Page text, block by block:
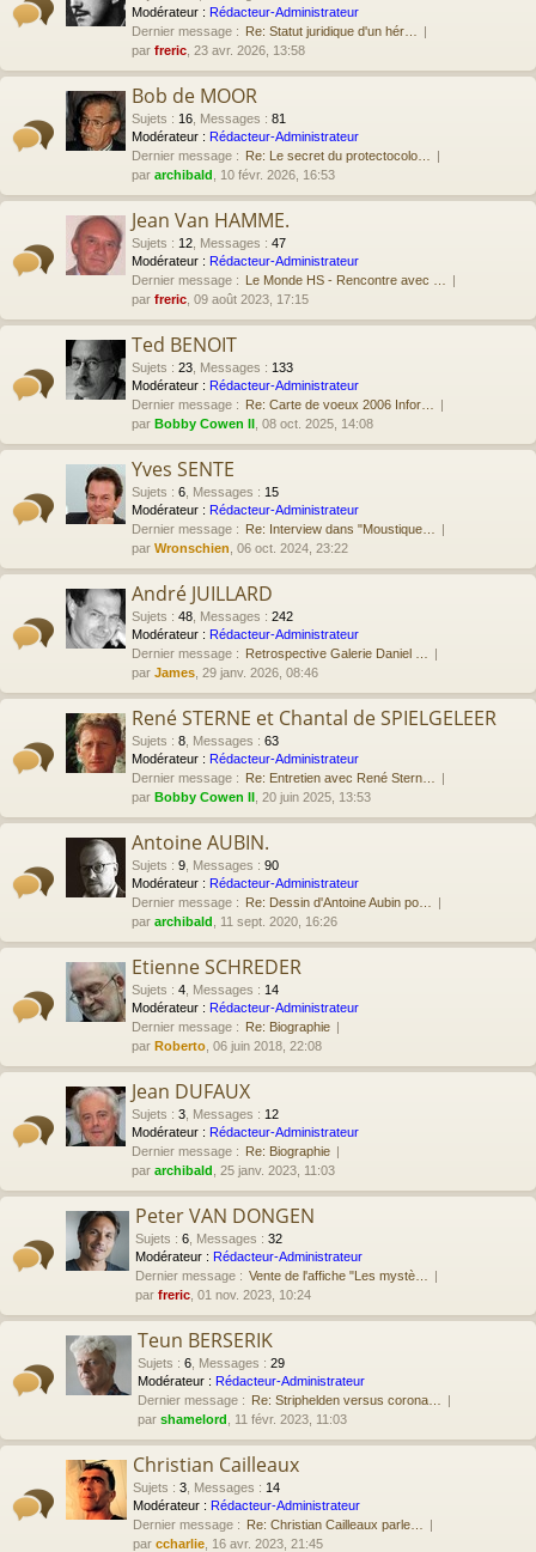
Modérateur : Rédacteur-Administrateur
Dernier message : Re: Statut juridique d'un hér…
par freric , 23 avr. 2026, 13:58
Bob de MOOR
Sujets : 16 Messages : 81
Modérateur : Rédacteur-Administrateur
Dernier message : Re: Le secret du protectocolo…
par archibald , 10 févr. 2026, 16:53
Jean Van HAMME.
Sujets : 12 Messages : 47
Modérateur : Rédacteur-Administrateur
Dernier message : Le Monde HS - Rencontre avec …
par freric , 09 août 2023, 17:15
Ted BENOIT
Sujets : 23 Messages : 133
Modérateur : Rédacteur-Administrateur
Dernier message : Re: Carte de voeux 2006 Infor…
par Bobby Cowen II , 08 oct. 2025, 14:08
Yves SENTE
Sujets : 6 Messages : 15
Modérateur : Rédacteur-Administrateur
Dernier message : Re: Interview dans "Moustique…
par Wronschien , 06 oct. 2024, 23:22
André JUILLARD
Sujets : 48 Messages : 242
Modérateur : Rédacteur-Administrateur
Dernier message : Retrospective Galerie Daniel …
par James , 29 janv. 2026, 08:46
René STERNE et Chantal de SPIELGELEER
Sujets : 8 Messages : 63
Modérateur : Rédacteur-Administrateur
Dernier message : Re: Entretien avec René Stern…
par Bobby Cowen II , 20 juin 2025, 13:53
Antoine AUBIN.
Sujets : 9 Messages : 90
Modérateur : Rédacteur-Administrateur
Dernier message : Re: Dessin d'Antoine Aubin po…
par archibald , 11 sept. 2020, 16:26
Etienne SCHREDER
Sujets : 4 Messages : 14
Modérateur : Rédacteur-Administrateur
Dernier message : Re: Biographie
par Roberto , 06 juin 2018, 22:08
Jean DUFAUX
Sujets : 3 Messages : 12
Modérateur : Rédacteur-Administrateur
Dernier message : Re: Biographie
par archibald , 25 janv. 2023, 11:03
Peter VAN DONGEN
Sujets : 6 Messages : 32
Modérateur : Rédacteur-Administrateur
Dernier message : Vente de l'affiche "Les mystè…
par freric , 01 nov. 2023, 10:24
Teun BERSERIK
Sujets : 6 Messages : 29
Modérateur : Rédacteur-Administrateur
Dernier message : Re: Striphelden versus corona…
par shamelord , 11 févr. 2023, 11:03
Christian Cailleaux
Sujets : 3 Messages : 14
Modérateur : Rédacteur-Administrateur
Dernier message : Re: Christian Cailleaux parle…
par ccharlie , 16 avr. 2023, 21:45